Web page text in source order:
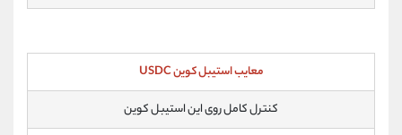
معایب استیبل کوین USDC
کنترل کامل روی این استیبل کوین